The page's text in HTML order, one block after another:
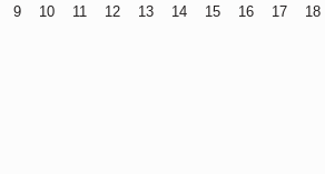
9 10 11 12 13 14 15 16 17 18